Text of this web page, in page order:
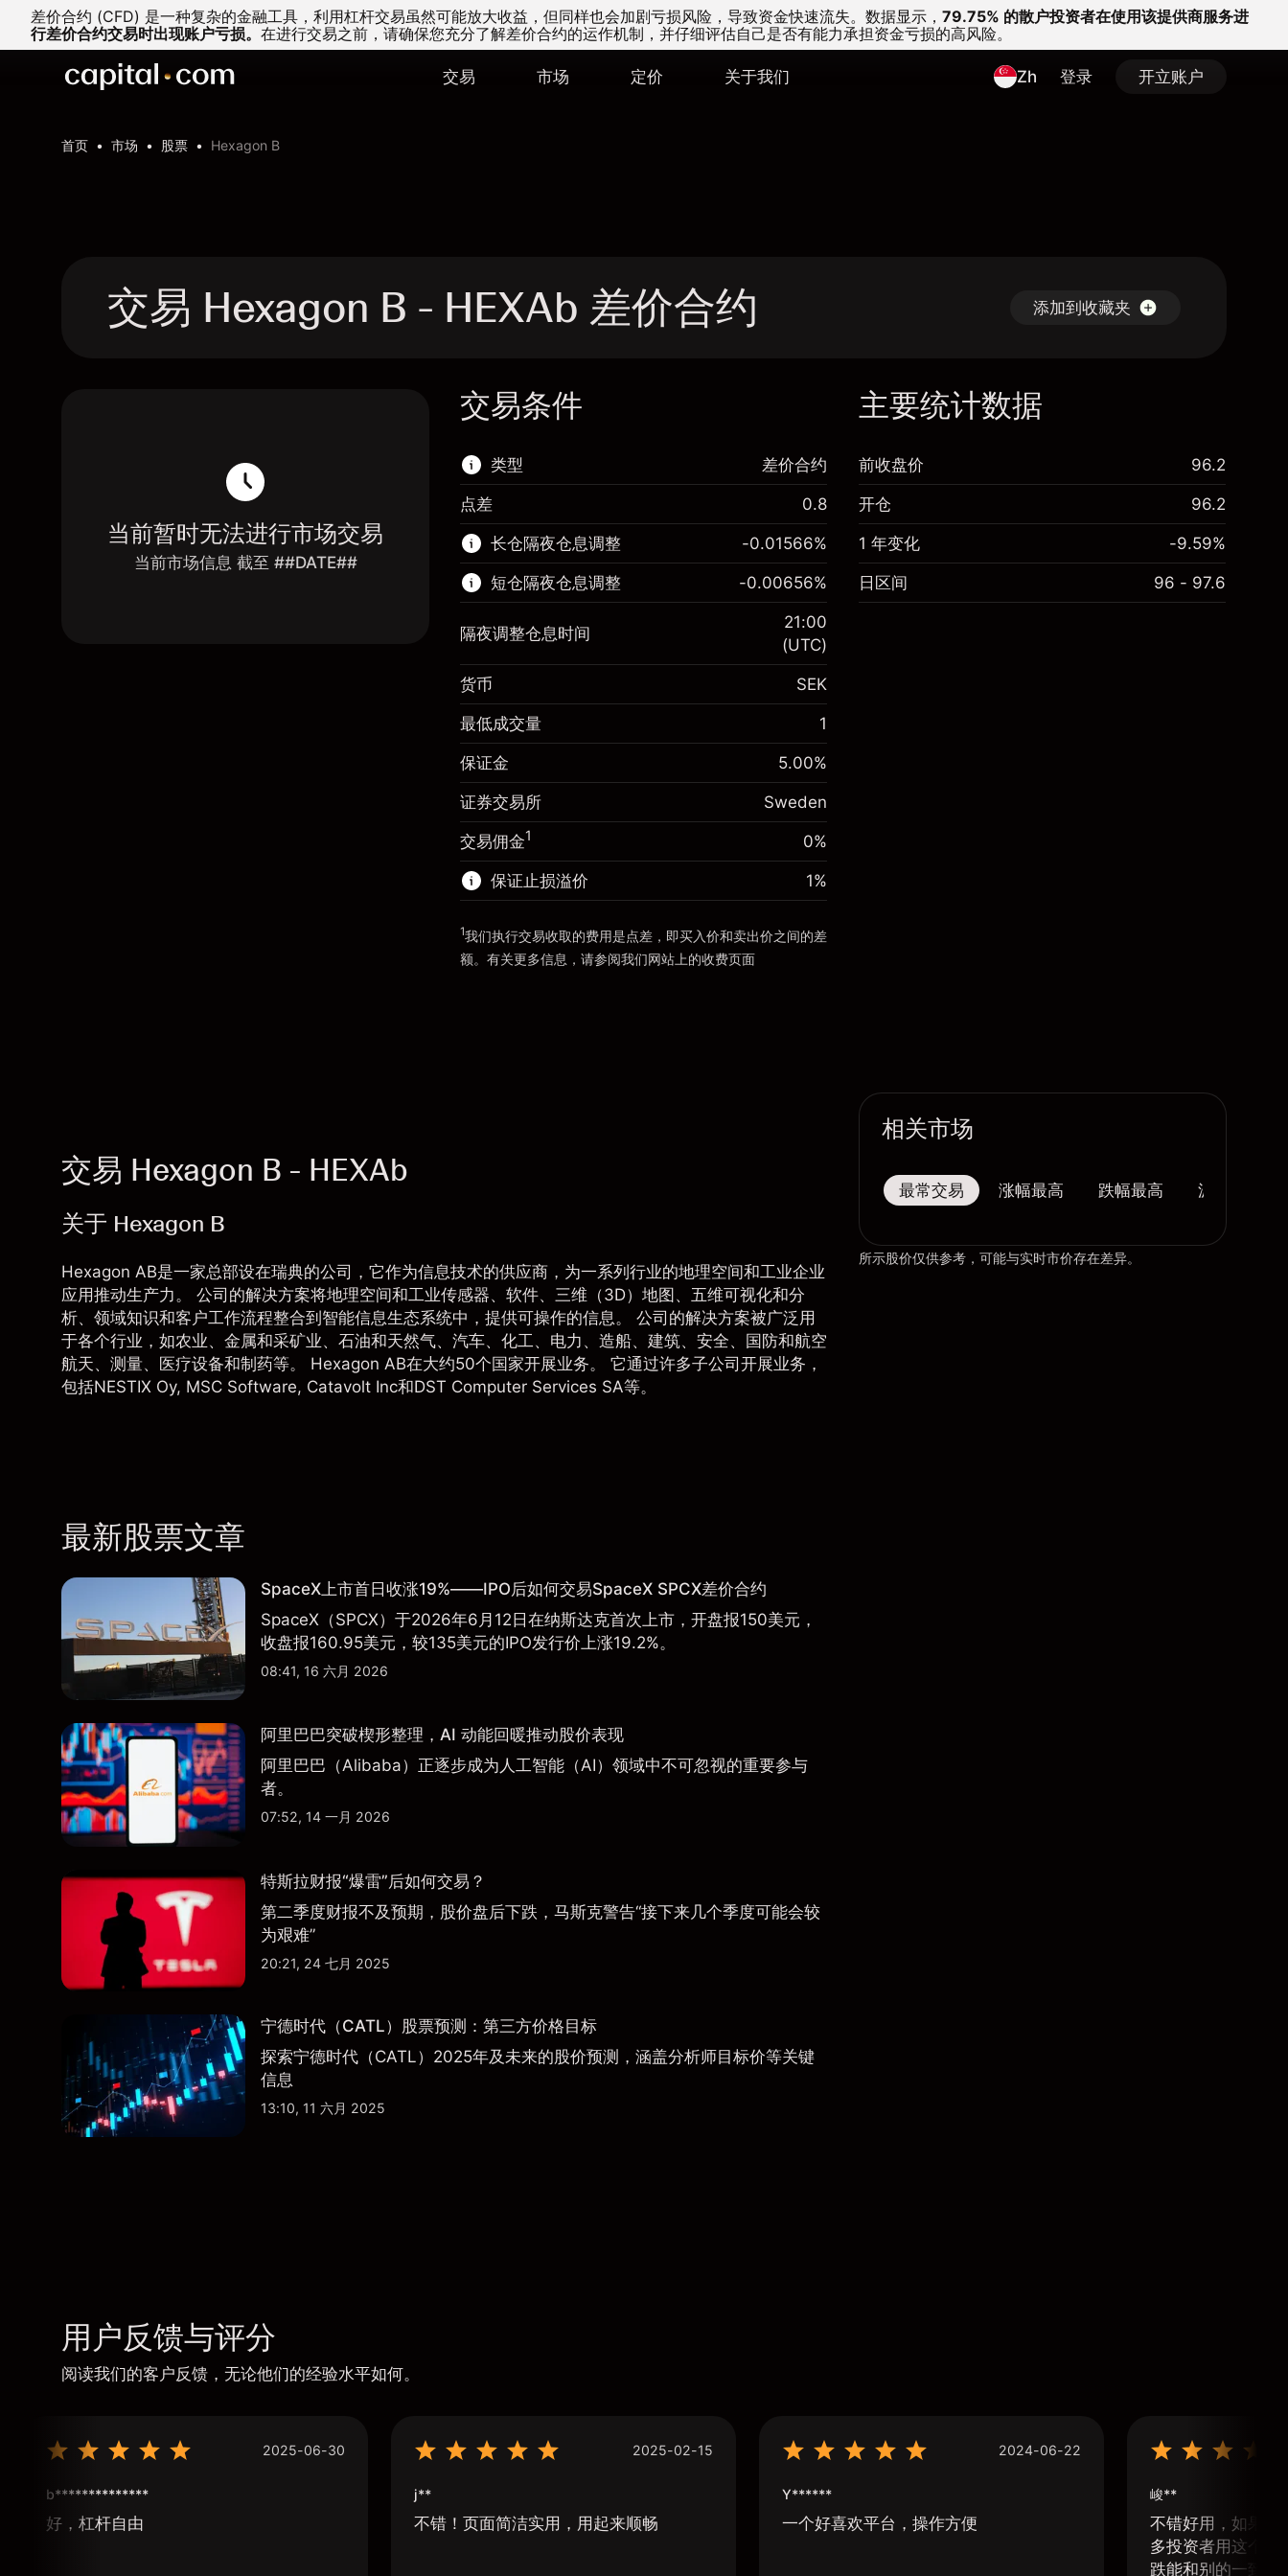
差价合约 (CFD) 是一种复杂的金融工具，利用杠杆交易虽然可能放大收益，但同样也会加剧亏损风险，导致资金快速流失。 数据显示， 79.75% 的散户投资者在使用该提供商服务进
行差价合约交易时出现账户亏损。 在进行交易之前，请确保您充分了解差价合约的运作机制，并仔细评估自己是否有能力承担资金亏损的高风险。
交易 市场 定价 关于我们 Zh 登录 开立账户
首页 市场 股票 Hexagon B
交易 Hexagon B - HEXAb 差价合约 添加到收藏夹
当前暂时无法进行市场交易
当前市场信息 截至 ##DATE##
交易条件
类型
该金融市场可进行差价合约交易。
了解更多:
差价合约
差价合约
点差 0.8
长仓隔夜仓息调整
SEK 1,000.00
隔夜仓息
来自头寸全值的费用
-0.01566
使用杠杆的交易规模（大约值）
SEK 20,000.00
来自杠杆的资金 - 美元（大约值）
前往平台
-0.01566%
短仓隔夜仓息调整
保证金。您的投资
SEK 1,000.00
-0.006562
使用杠杆的交易规模（大约值）
SEK 20,000.00
来自杠杆的资金 - 美元（大约值）
前往平台
-0.00656%
隔夜调整仓息时间
21:00
(UTC)
货币 SEK
最低成交量 1
保证金 5.00%
证券交易所 Sweden
交易佣金1 0%
保证止损溢价
“服务费用”
1%
1我们执行交易收取的费用是点差，即买入价和卖出价之间的差
额。有关更多信息，请参阅我们网站上的收费页面
主要统计数据
前收盘价 96.2
开仓 96.2
1 年变化 -9.59%
日区间 96 - 97.6
交易 Hexagon B - HEXAb
关于 Hexagon B
Hexagon AB是一家总部设在瑞典的公司，它作为信息技术的供应商，为一系列行业的地理空间和工业企业
应用推动生产力。 公司的解决方案将地理空间和工业传感器、软件、三维（3D）地图、五维可视化和分
析、领域知识和客户工作流程整合到智能信息生态系统中，提供可操作的信息。 公司的解决方案被广泛用
于各个行业，如农业、金属和采矿业、石油和天然气、汽车、化工、电力、造船、建筑、安全、国防和航空
航天、测量、医疗设备和制药等。 Hexagon AB在大约50个国家开展业务。 它通过许多子公司开展业务，
包括NESTIX Oy, MSC Software, Catavolt Inc和DST Computer Services SA等。
最新股票文章
SpaceX上市首日收涨19%——IPO后如何交易SpaceX SPCX差价合约
SpaceX（SPCX）于2026年6月12日在纳斯达克首次上市，开盘报150美元，
收盘报160.95美元，较135美元的IPO发行价上涨19.2%。
08:41, 16 六月 2026
阿里巴巴突破楔形整理，AI 动能回暖推动股价表现
阿里巴巴（Alibaba）正逐步成为人工智能（AI）领域中不可忽视的重要参与
者。
07:52, 14 一月 2026
特斯拉财报“爆雷”后如何交易？
第二季度财报不及预期，股价盘后下跌，马斯克警告“接下来几个季度可能会较
为艰难”
20:21, 24 七月 2025
宁德时代（CATL）股票预测：第三方价格目标
探索宁德时代（CATL）2025年及未来的股价预测，涵盖分析师目标价等关键
信息
13:10, 11 六月 2025
相关市场
最常交易 涨幅最高 跌幅最高 波幅最大
所示股价仅供参考，可能与实时市价存在差异。
用户反馈与评分
阅读我们的客户反馈，无论他们的经验水平如何。
2025-06-30
b**************
好，杠杆自由
2025-02-15
j**
不错！页面简洁实用，用起来顺畅
2024-06-22
Y******
一个好喜欢平台，操作方便
峻**
不错好用，如果可
多投资者用这个软
跌能和别的一致那